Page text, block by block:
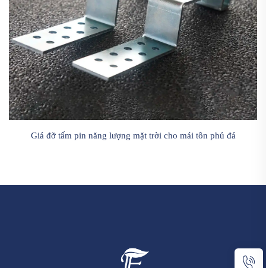
Giá đỡ tấm pin năng lượng mặt trời cho mái tôn phủ đá